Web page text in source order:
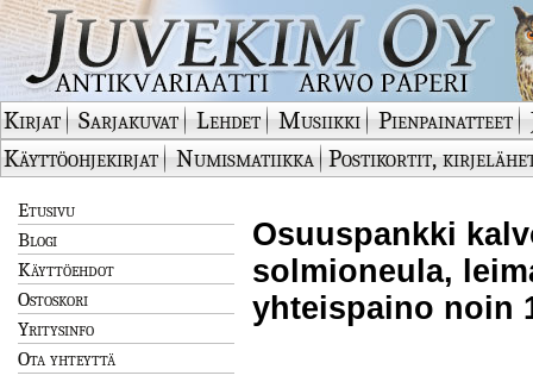
Kirjat Sarjakuvat Lehdet Musiikki Pienpainatteet
Käyttöohjekirjat
Numismatiikka Postikortit,
Etusivu
Blogi
Käyttöehdot
Ostoskori
Yritysinfo
Ota yhteyttä
Osuuspankki
solmioneula,
yhteispaino noin